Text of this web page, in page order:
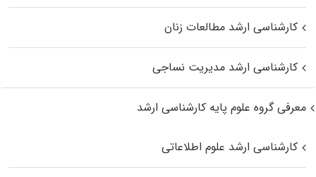
کارشناسی ارشد مطالعات زنان
کارشناسی ارشد مدیریت نساجی
معرفی گروه علوم پایه کارشناسی ارشد
کارشناسی ارشد علوم اطلاعاتی